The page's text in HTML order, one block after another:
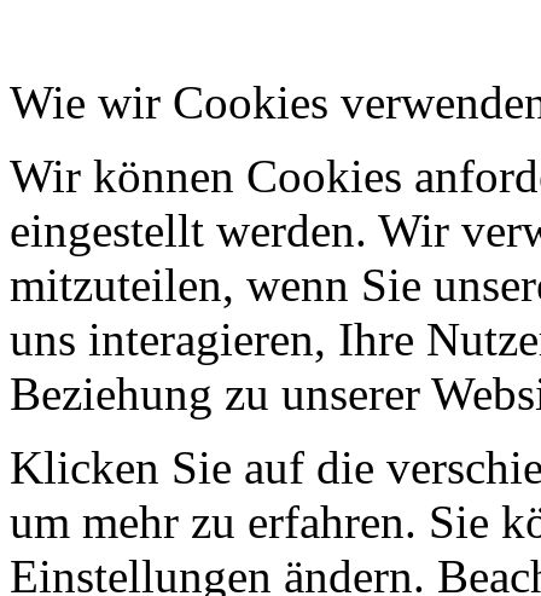
Wie wir Cookies
Wir können Cookies
eingestellt werden. Wir
mitzuteilen, wenn Sie
uns interagieren, Ihre
Beziehung zu unserer
Klicken Sie auf die
um mehr zu erfahren. Sie
Einstellungen ändern.